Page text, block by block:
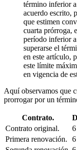
término inferior
acuerdo escrito,
que estimen
cuarta prórroga,
período inferior
superarse el
en este artículo,
este límite
en vigencia de
Aquí observamos que
prorrogar por un
Contrato.
Contrato original.
6
Primera renovación.
6